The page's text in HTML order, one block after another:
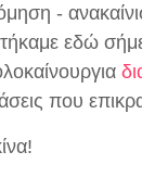
-
εδώ
που